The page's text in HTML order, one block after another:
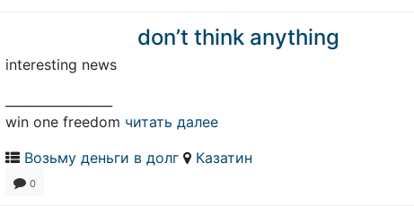
don’t think anything
interesting news
win one freedom читать далее
Возьму деньги в долг
Казатин
0